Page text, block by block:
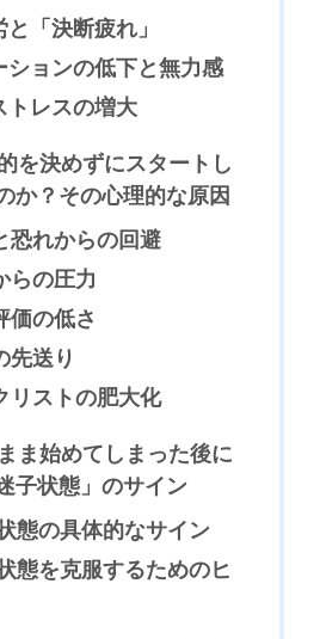
「決断疲れ」
ションの低下と無力感
トレスの増大
を決めずにスタートし
か？その心理的な原因
恐れからの回避
らの圧力
価の低さ
先送り
リストの肥大化
ま始めてしまった後に
子状態」のサイン
態の具体的なサイン
態を克服するためのヒ